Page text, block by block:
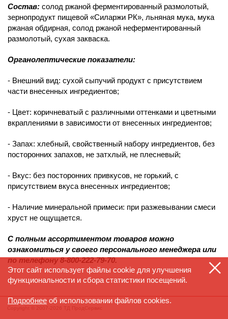
Состав: солод ржаной ферментированный размолотый,
зернопродукт пищевой «Силаржи РК», льняная мука, мука
ржаная обдирная, солод ржаной неферментированный
размолотый, сухая закваска.
Органолептические показатели:
- Внешний вид: сухой сыпучий продукт с присутствием
части внесенных ингредиентов;
- Цвет: коричневатый с различными оттенками и цветными
вкраплениями в зависимости от внесенных ингредиентов;
- Запах: хлебный, свойственный набору ингредиентов, без
посторонних запахов, не затхлый, не плесневый;
- Вкус: без посторонних привкусов, не горький, с
присутствием вкуса внесенных ингредиентов;
- Наличие минеральной примеси: при разжевывании смеси
хруст не ощущается.
С полным ассортиментом товаров можно
ознакомиться у своего персонального менеджера или
по телефону8-800-222-79-70.
Этот сайт использует файлы cookie для улучшения
функциональности и сбора статистики посещений.
Подробнее об использовании файлов cookies.